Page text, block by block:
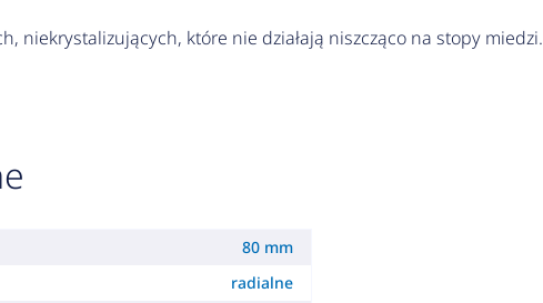
niekrystalizujących, które nie działają niszcząco na stopy miedzi.
80 mm
radialne